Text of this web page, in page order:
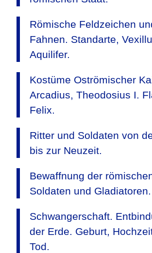
Römische Feldzeichen
Fahnen. Standarte,
Aquilifer.
Kostüme Oströmischer
Arcadius, Theodosius I.
Felix.
Ritter und Soldaten von
bis zur Neuzeit.
Bewaffnung der
Soldaten und Gladiatoren.
Schwangerschaft.
der Erde. Geburt,
Tod.